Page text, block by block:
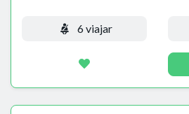
6 viajar